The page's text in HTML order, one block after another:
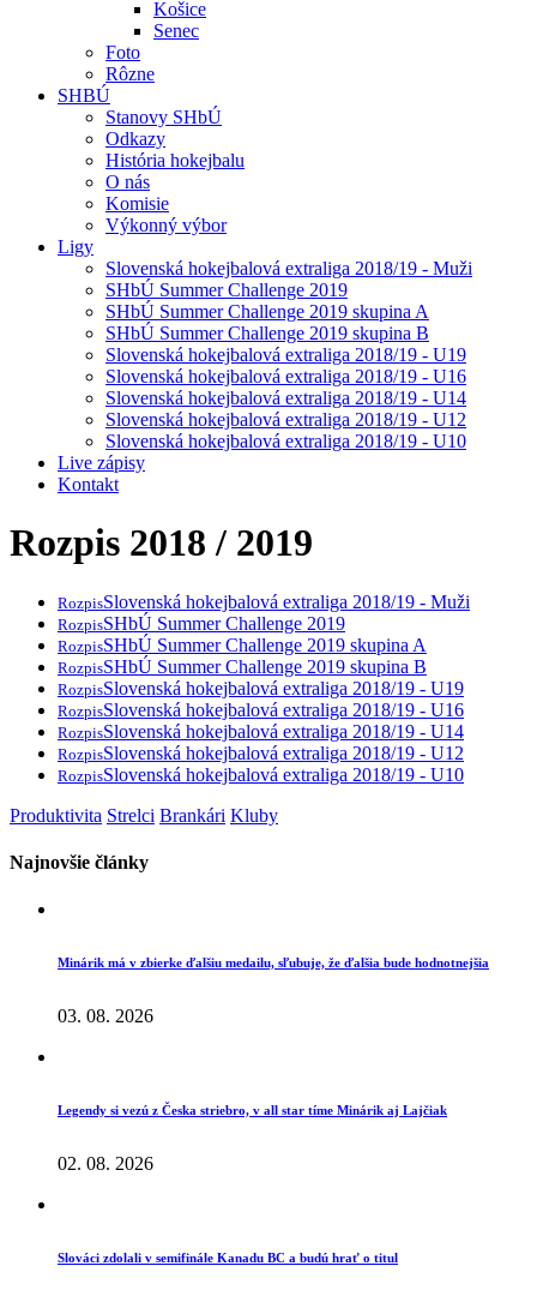
Košice
Senec
Foto
Rôzne
SHBÚ
Stanovy SHbÚ
Odkazy
História hokejbalu
O nás
Komisie
Výkonný výbor
Ligy
Slovenská hokejbalová extraliga 2018/19 - Muži
SHbÚ Summer Challenge 2019
SHbÚ Summer Challenge 2019 skupina A
SHbÚ Summer Challenge 2019 skupina B
Slovenská hokejbalová extraliga 2018/19 - U19
Slovenská hokejbalová extraliga 2018/19 - U16
Slovenská hokejbalová extraliga 2018/19 - U14
Slovenská hokejbalová extraliga 2018/19 - U12
Slovenská hokejbalová extraliga 2018/19 - U10
Live zápisy
Kontakt
Rozpis 2018 / 2019
RozpisSlovenská hokejbalová extraliga 2018/19 - Muži
RozpisSHbÚ Summer Challenge 2019
RozpisSHbÚ Summer Challenge 2019 skupina A
RozpisSHbÚ Summer Challenge 2019 skupina B
RozpisSlovenská hokejbalová extraliga 2018/19 - U19
RozpisSlovenská hokejbalová extraliga 2018/19 - U16
RozpisSlovenská hokejbalová extraliga 2018/19 - U14
RozpisSlovenská hokejbalová extraliga 2018/19 - U12
RozpisSlovenská hokejbalová extraliga 2018/19 - U10
Produktivita Strelci Brankári Kluby
Najnovšie články
Minárik má v zbierke ďalšiu medailu, sľubuje, že ďalšia bude hodnotnejšia
03. 08. 2026
Legendy si vezú z Česka striebro, v all star tíme Minárik aj Lajčiak
02. 08. 2026
Slováci zdolali v semifinále Kanadu BC a budú hrať o titul